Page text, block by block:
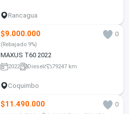
Rancagua
$9.000.000 0
(Rebajado 9%)
MAXUS T60 2022
2022 Diesel 79247 km
Coquimbo
$11.490.000
0